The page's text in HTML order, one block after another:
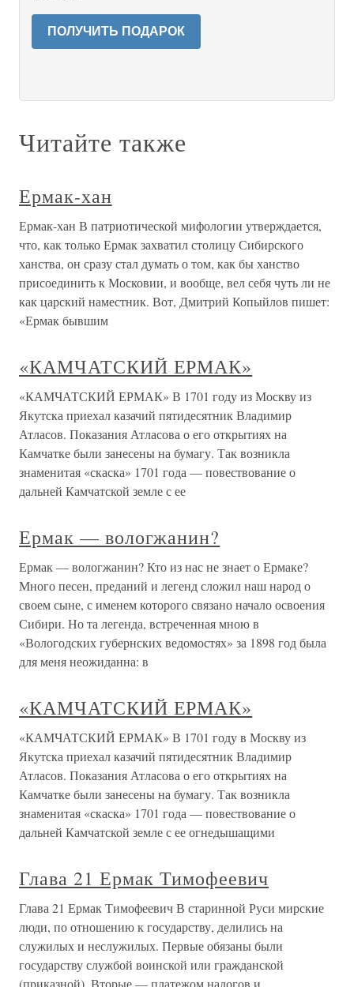
ПОЛУЧИТЬ ПОДАРОК
Читайте также
Ермак-хан
Ермак-хан В патриотической мифологии утверждается,
что, как только Ермак захватил столицу Сибирского
ханства, он сразу стал думать о том, как бы ханство
присоединить к Московии, и вообще, вел себя чуть ли не
как царский наместник. Вот, Дмитрий Копыйлов пишет:
«Ермак бывшим
«КАМЧАТСКИЙ ЕРМАК»
«КАМЧАТСКИЙ ЕРМАК» В 1701 году из Москву из
Якутска приехал казачий пятидесятник Владимир
Атласов. Показания Атласова о его открытиях на
Камчатке были занесены на бумагу. Так возникла
знаменитая «скаска» 1701 года — повествование о
дальней Камчатской земле с ее
Ермак — вологжанин?
Ермак — вологжанин? Кто из нас не знает о Ермаке?
Много песен, преданий и легенд сложил наш народ о
своем сыне, с именем которого связано начало освоения
Сибири. Но та легенда, встреченная мною в
«Вологодских губернских ведомостях» за 1898 год была
для меня неожиданна: в
«КАМЧАТСКИЙ ЕРМАК»
«КАМЧАТСКИЙ ЕРМАК» В 1701 году в Москву из
Якутска приехал казачий пятидесятник Владимир
Атласов. Показания Атласова о его открытиях на
Камчатке были занесены на бумагу. Так возникла
знаменитая «скаска» 1701 года — повествование о
дальней Камчатской земле с ее огнедышащими
Глава 21 Ермак Тимофеевич
Глава 21 Ермак Тимофеевич В старинной Руси мирские
люди, по отношению к государству, делились на
служилых и неслужилых. Первые обязаны были
государству службой воинской или гражданской
(приказной). Вторые — платежом налогов и